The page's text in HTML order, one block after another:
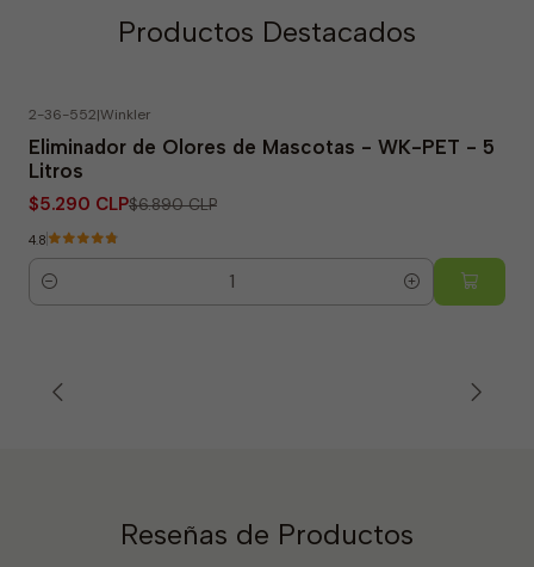
Productos Destacados
2-36-552|Winkler
Eliminador de Olores de Mascotas - WK-PET - 5
Litros
$5.290 CLP$6.890 CLP
4.8
Cantidad
Reseñas de Productos